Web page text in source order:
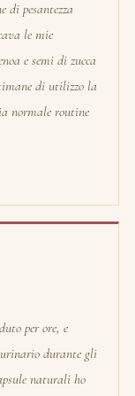
di pesantezza
le mie
e semi di zucca
di utilizzo la
normale routine
per ore, e
durante gli
naturali ho